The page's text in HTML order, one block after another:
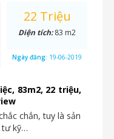
83m2, 22 triệu,
chắn, tuy là sản
tư kỹ…
22 Triệu
Diện tích:83 m2
Ngày đăng: 19-06-2019